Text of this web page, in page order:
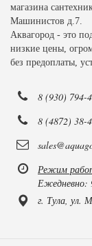
магазина
Машинистов д.7.
Аквагород - это
низкие цены,
без предоплаты,
8 (930) 794-
8 (4872) 38-
Режим
Ежедневно:
г. Тула, ул.